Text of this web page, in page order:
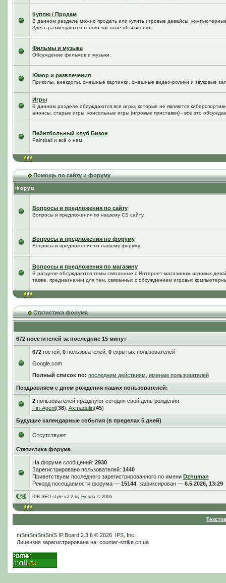
Куплю / Продам
В данном разделе можно продать или купить игровые девайсы,
Здесь размещаются только частные объявления.
Фильмы и музыка
Обсуждение фильмов и музыки.
Юмор и развлечения
Приколы, анекдоты, смешные картинки, смешные видео-ролики и звуковые
Игры
В данном разделе обсуждаются все игры, которые не являются
анонсы, старые игры, консольные игры (игровые приставки) - всё это
Пейнтбольный клуб Бизон
Paintball и всё о нем.
Помощь по сайту и форуму
Форум
Вопросы и предложения по сайту
Вопросы и предложения по нашему CS сайту.
Вопросы и предложения по форуму
Вопросы и предложения по нашему форуму.
Вопросы и предложения по магазину
В разделе обсуждаются темы связанные с Интернет-магазином игровых
также, предназначен для тем, связанных с обсуждением игровых
Статистика форума
672 посетителей за последние 15 минут
672гостей, 0пользователей, 0скрытых пользователей
Google.com
Полный список по: последним действиям именам пользователей
Поздравляем с днем рождения наших пользователей:
2пользователей празднуют сегодня свой день рождения
Fin-Agent(38), Axmadulin(45)
Будущие календарные события (в пределах 5 дней)
Отсутствуют
Статистика форума
На форуме сообщений: 2930
Зарегистрировано пользователей: 1440
Приветствуем последнего зарегистрированного по имени Dzhuman
Рекорд посещаемости форума — 15144, зафиксирован — 6.5.2026, 13:29
IPB SEO style v2.2 by Fisana© 2006
пїЅпїЅпїЅпїЅпїЅ IP.Board2.3.6 © 2026 IPS, Inc
Лицензия зарегистрирована на: counter-strike.cn.ua